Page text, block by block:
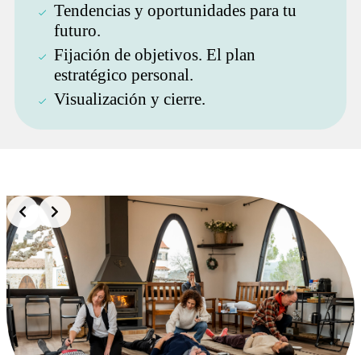
Tendencias y oportunidades para tu
futuro.
Fijación de objetivos. El plan
estratégico personal.
Visualización y cierre.
Slide 2 of 11